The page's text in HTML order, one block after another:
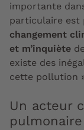
importante
particulaire est
changement
et m’inquiète
existe des
cette pollution
Un acteur
pulmonaire